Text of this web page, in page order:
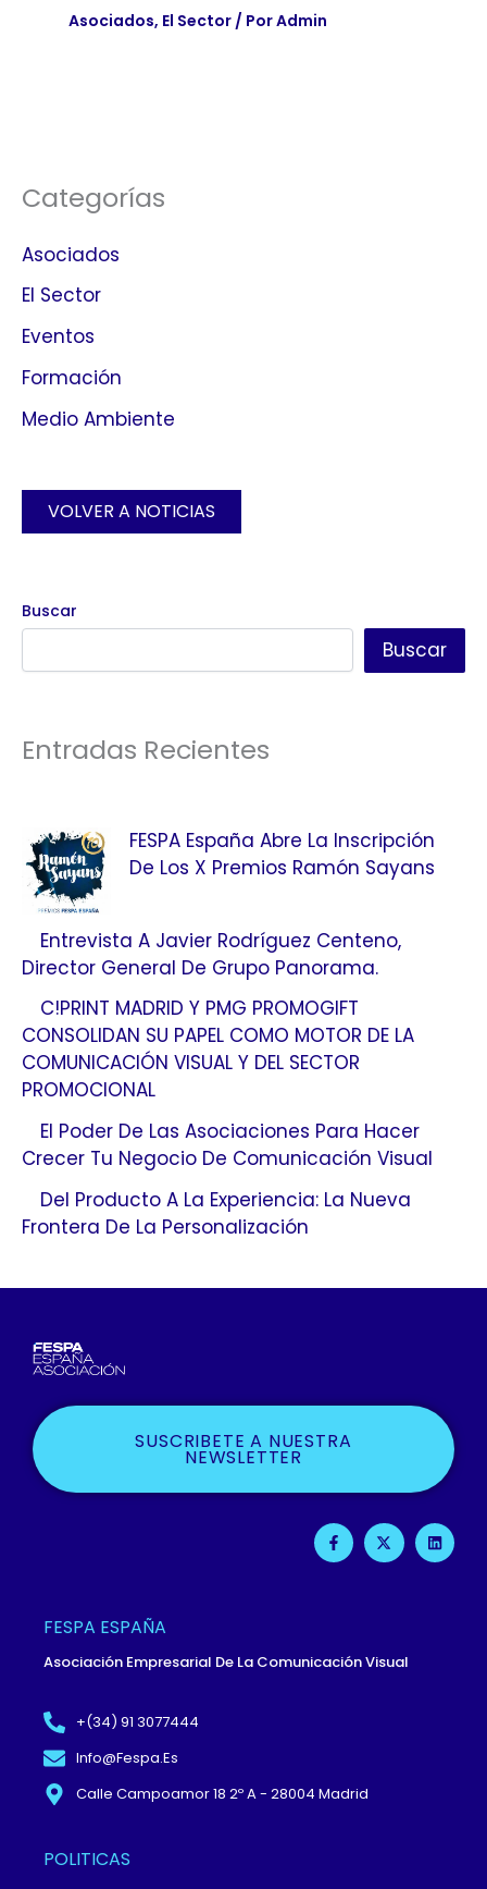
Asociados, El Sector/ PorAdmin
Categorías
Asociados
El Sector
Eventos
Formación
Medio Ambiente
VOLVER A NOTICIAS
Buscar
Buscar
Entradas Recientes
FESPA España Abre La Inscripción
De Los X Premios Ramón Sayans
Entrevista A Javier Rodríguez Centeno,
Director General De Grupo Panorama.
C!PRINT MADRID Y PMG PROMOGIFT
CONSOLIDAN SU PAPEL COMO MOTOR DE LA
COMUNICACIÓN VISUAL Y DEL SECTOR
PROMOCIONAL
El Poder De Las Asociaciones Para Hacer
Crecer Tu Negocio De Comunicación Visual
Del Producto A La Experiencia: La Nueva
Frontera De La Personalización
SUSCRIBETE A NUESTRA
NEWSLETTER
F
A
C
F
X
-
T
L
I
N
FESPA ESPAÑA
Asociación Empresarial De La Comunicación Visual
+(34) 91 3077444
Info@fespa.es
Calle Campoamor 18 2º A - 28004 Madrid
POLITICAS